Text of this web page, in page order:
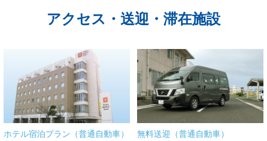
アクセス・送迎・滞在施設
ホテル宿泊プラン（普通自動車） 無料送迎（普通自動車）